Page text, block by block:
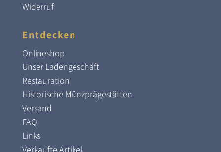
Widerruf
Entdecken
Onlineshop
Unser Ladengeschäft
Restauration
Historische Münzprägestätten
Versand
FAQ
Links
Verkaufte Artikel